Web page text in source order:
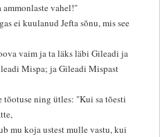
vahel!"
ei kuulanud Jefta sõnu, mis see
vaim ja ta läks läbi Gileadi ja
Mispa; ja Gileadi Mispast
tõotuse ning ütles: "Kui sa tõesti
mu koja ustest mulle vastu, kui